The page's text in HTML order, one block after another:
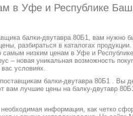
в Уфе и Республике
балки-двутавра 80Б1, вам нужно
разбираться в каталогах продукции.
низким ценам в Уфе и
– новая уникальная возможность
условиях.
балки-двутавра 80Б1 . Вы
вам лучшие цены на балку-двутавр
информация, как четко